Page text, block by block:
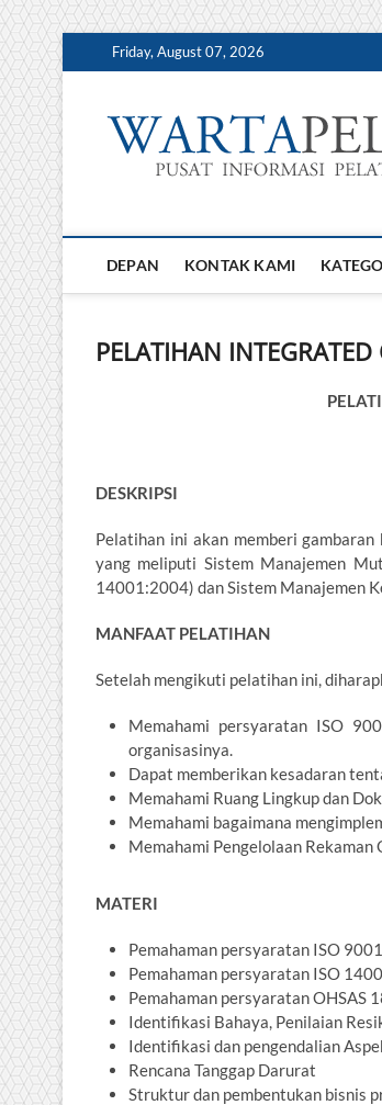
Skip
to
Friday, August 07, 2026
DEPAN KONTAK KAMI
PELATIHAN
DESKRIPSI
Pelatihan ini akan memberi
yang meliputi Sistem Manajemen
14001:2004) dan Sistem Manajemen
MANFAAT PELATIHAN
Setelah mengikuti pelatihan ini,
Memahami persyaratan ISO
organisasinya.
Dapat memberikan kesadaran
Memahami Ruang Lingkup dan
Memahami bagaimana
Memahami Pengelolaan Rekaman
MATERI
Pemahaman persyaratan ISO
Pemahaman persyaratan ISO
Pemahaman persyaratan OHSAS
Identifikasi Bahaya, Penilaian
Identifikasi dan pengendalian
Rencana Tanggap Darurat
Struktur dan pembentukan bisnis